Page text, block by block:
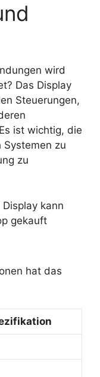
wird
Das Display
Steuerungen,
ist wichtig, die
zu
zu
kann
gekauft
hat das